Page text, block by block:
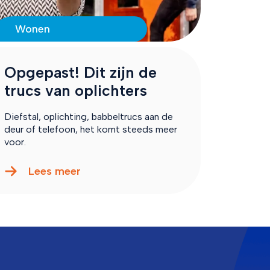
Wonen
Opgepast! Dit zijn de
trucs van oplichters
Diefstal, oplichting, babbeltrucs aan de
deur of telefoon, het komt steeds meer
voor.
Lees meer